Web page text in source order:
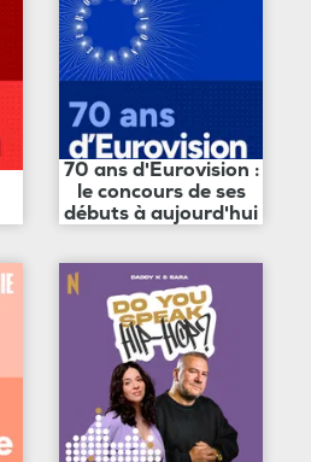
70 ans d'Eurovision :
le concours de ses
débuts à aujourd'hui